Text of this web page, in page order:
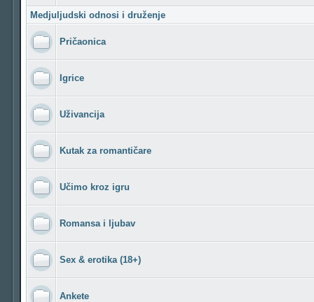
Medjuljudski odnosi i druženje
Pričaonica
Igrice
Uživancija
Kutak za romantičare
Učimo kroz igru
Romansa i ljubav
Sex & erotika (18+)
Ankete